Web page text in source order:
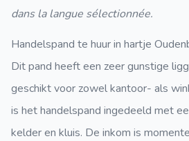
dans la langue sélectionnée.
Handelspand te huur in hartje
Dit pand heeft een zeer gunstige
geschikt voor zowel kantoor- als
is het handelspand ingedeeld met
kelder en kluis. De inkom is